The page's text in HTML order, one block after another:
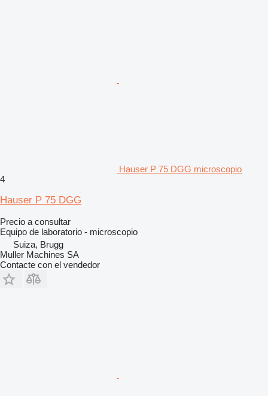
Hauser P 75 DGG microscopio
4
Hauser P 75 DGG
Precio a consultar
Equipo de laboratorio - microscopio
Suiza, Brugg
Muller Machines SA
Contacte con el vendedor